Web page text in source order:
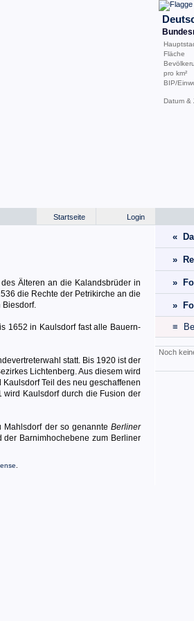
Fläche
pro km²
BIP/
Datum &
Login
Startseite
Älteren an die Kalandsbrüder in
die Rechte der Petrikirche an die
Biesdorf.
1652 in Kaulsdorf fast alle Bauern-
statt. Bis 1920 ist der
Lichtenberg. Aus diesem wird
Teil des neu geschaffenen
wird Kaulsdorf durch die Fusion der
der so genannte Berliner
Barnimhochebene zum Berliner
«
»
»
»
≡
Noch